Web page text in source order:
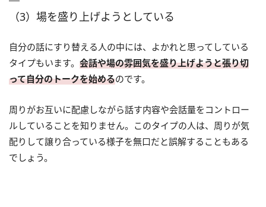
（3）場を盛り上げようとしている
自分の話にすり替える人の中には、よかれと思ってしている
タイプもいます。 会話や場の雰囲気を盛り上げようと張り切
って自分のトークを始めるのです。
周りがお互いに配慮しながら話す内容や会話量をコントロー
ルしていることを知りません。このタイプの人は、周りが気
配りして譲り合っている様子を無口だと誤解することもある
でしょう。